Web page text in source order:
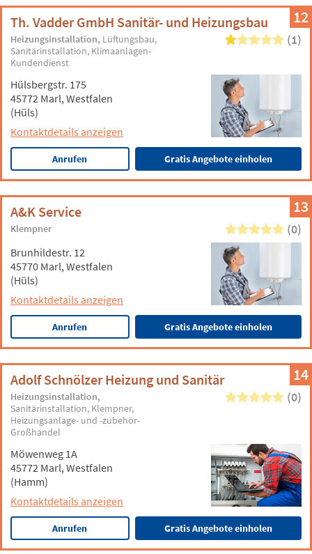
12
Th. Vadder GmbH Sanitär- und Heizungsbau
Heizungsinstallation Lüftungsbau
Sanitärinstallation Klimaanlagen-
Kundendienst
(1)
Hülsbergstr. 175
45772 Marl, Westfalen
(Hüls)
Kontaktdetails anzeigen
Anrufen Gratis Angebote einholen
13
A&K Service
Klempner (0)
Brunhildestr. 12
45770 Marl, Westfalen
(Hüls)
Kontaktdetails anzeigen
Anrufen Gratis Angebote einholen
14
Adolf Schnölzer Heizung und Sanitär
Heizungsinstallation
Sanitärinstallation Klempner
Heizungsanlage- und -zubehör-
Großhandel
(0)
Möwenweg 1A
45772 Marl, Westfalen
(Hamm)
Kontaktdetails anzeigen
Anrufen Gratis Angebote einholen